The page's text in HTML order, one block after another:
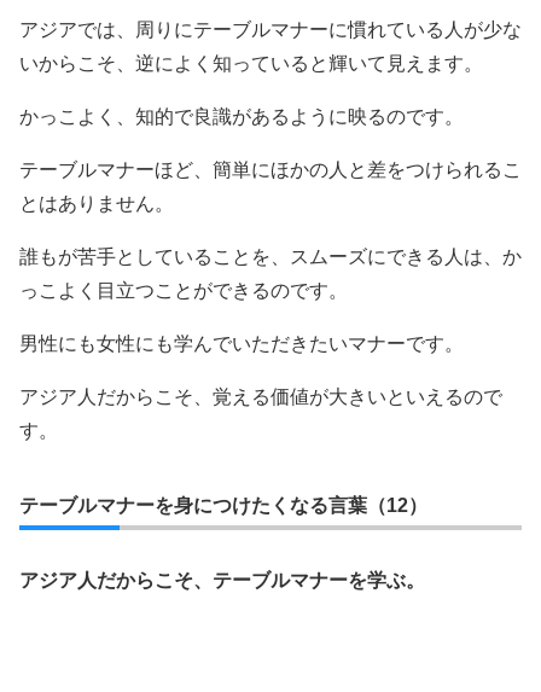
アジアでは、周りにテーブルマナーに慣れている人が少な
いからこそ、逆によく知っていると輝いて見えます。
かっこよく、知的で良識があるように映るのです。
テーブルマナーほど、簡単にほかの人と差をつけられるこ
とはありません。
誰もが苦手としていることを、スムーズにできる人は、か
っこよく目立つことができるのです。
男性にも女性にも学んでいただきたいマナーです。
アジア人だからこそ、覚える価値が大きいといえるので
す。
テーブルマナーを身につけたくなる言葉（12）
アジア人だからこそ、テーブルマナーを学ぶ。